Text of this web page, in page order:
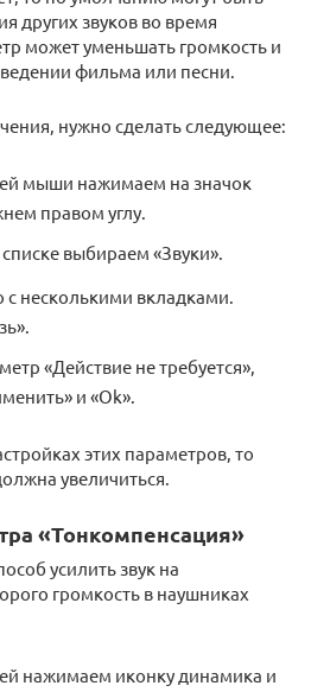
других звуков во время
может уменьшать громкость и
фильма или песни.
нужно сделать следующее:
мыши нажимаем на значок
правом углу.
выбираем «Звуки».
с несколькими вкладками.
«Действие не требуется»,
и «Ok».
этих параметров, то
увеличиться.
«Тонкомпенсация»
усилить звук на
громкость в наушниках
нажимаем иконку динамика и